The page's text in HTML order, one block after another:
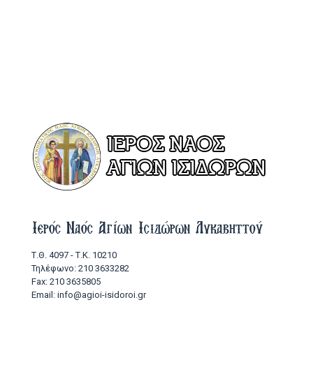
Ιερός Ναός Αγίων Ισιδώρων Λυκαβηττού
Τ.Θ. 4097 - Τ.Κ. 10210
Τηλέφωνο: 210 3633282
Fax: 210 3635805
Email: info@agioi-isidoroi.gr